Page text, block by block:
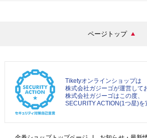
ページトップ
Tiketyオンラインショップは
株式会社ガジーゴが運営して
株式会社ガジーゴはこの度、
SECURITY ACTION(1つ星)を